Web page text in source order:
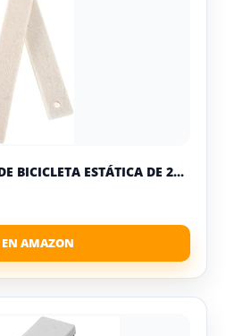
BICICLETA ESTÁTICA DE 2...